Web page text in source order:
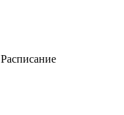
Расписание